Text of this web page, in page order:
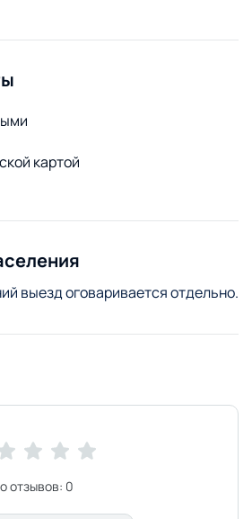
картой
выезд оговаривается отдельно.
отзывов: 0